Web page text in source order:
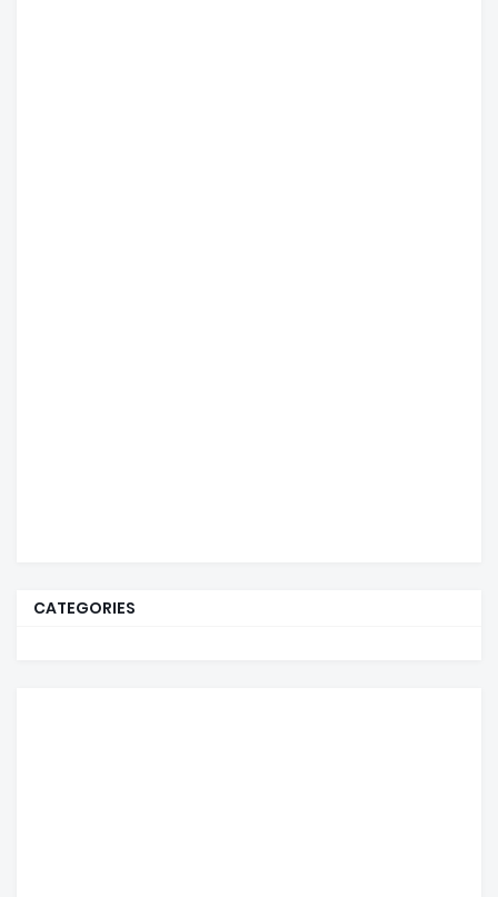
CATEGORIES